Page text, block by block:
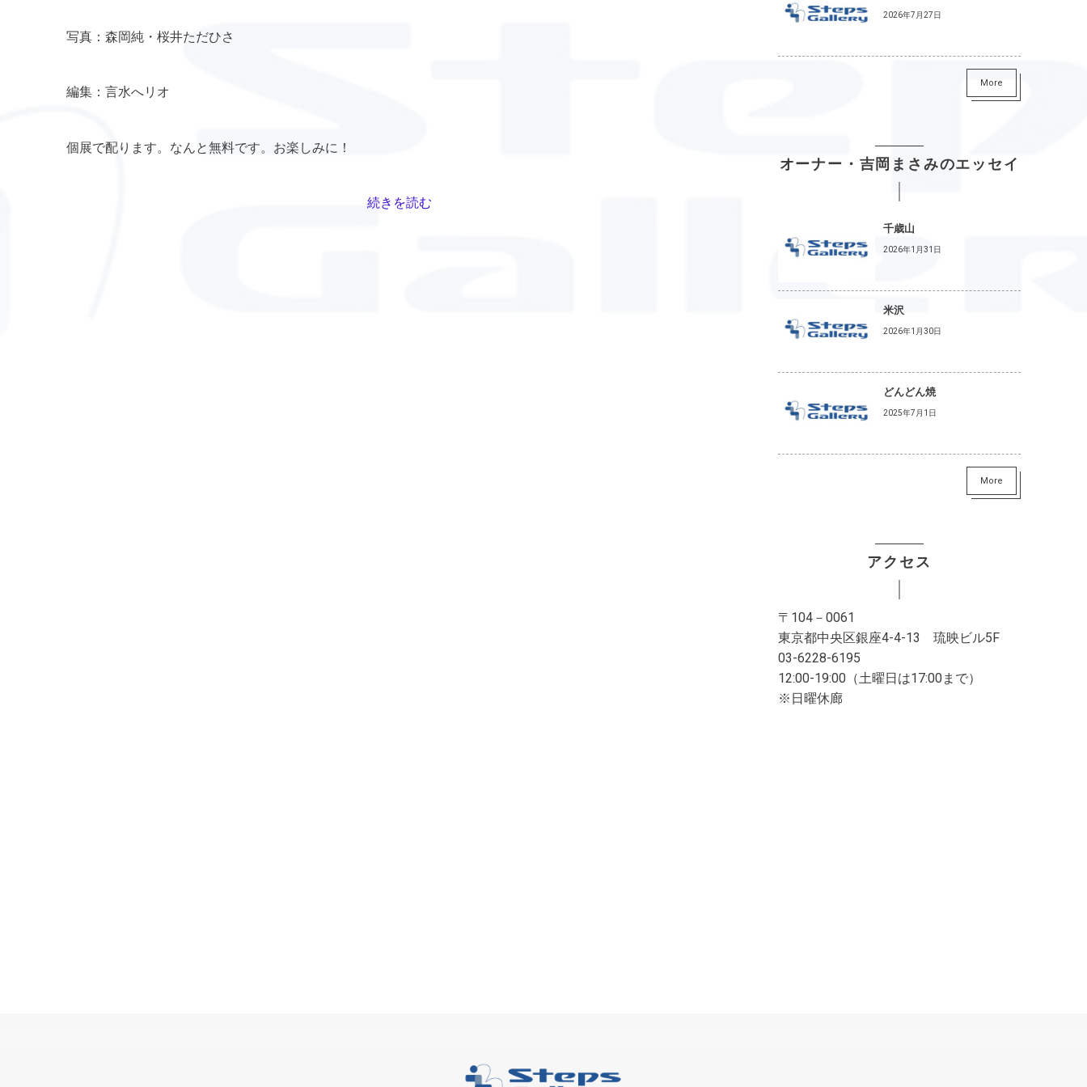
写真：森岡純・桜井ただひさ
編集：言水へリオ
個展で配ります。なんと無料です。お楽しみに！
続きを読む
2026年7月27日
More
オーナー・吉岡まさみのエッセイ
千歳山
2026年1月31日
米沢
2026年1月30日
どんどん焼
2025年7月1日
More
アクセス
〒104－0061
東京都中央区銀座4-4-13 琉映ビル5F
03-6228-6195
12:00-19:00（土曜日は17:00まで）
※日曜休廊